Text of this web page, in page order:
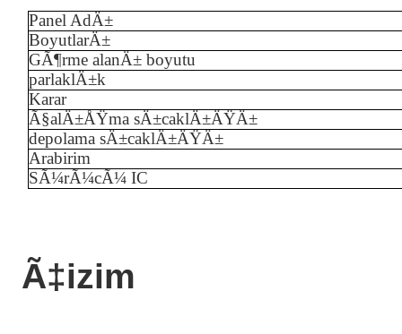
Panel AdÄ±
BoyutlarÄ±
GÃ¶rme alanÄ± boyutu
parlaklÄ±k
Karar
Ã§alÄ±ÅŸma sÄ±caklÄ±ÄŸÄ±
depolama sÄ±caklÄ±ÄŸÄ±
Arabirim
SÃ¼rÃ¼cÃ¼ IC
Ã‡izim